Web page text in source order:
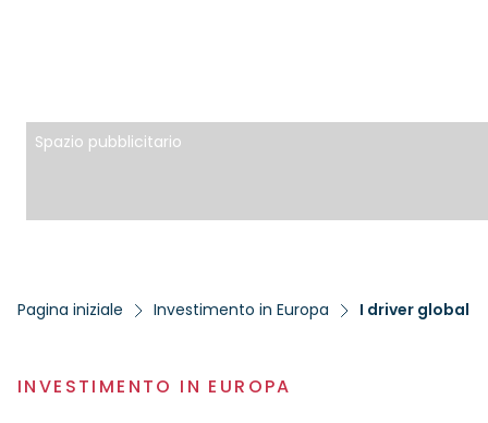
Spazio pubblicitario
Pagina iniziale Investimento in Europa I driver globali
INVESTIMENTO IN EUROPA